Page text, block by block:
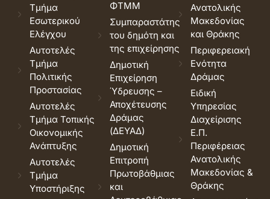
Τμήμα
Εσωτερικού
Ελέγχου
Αυτοτελές
Τμήμα
Πολιτικής
Προστασίας
Αυτοτελές
Τμήμα Τοπικής
Οικονομικής
Ανάπτυξης
Αυτοτελές
Τμήμα
Υποστήριξης
ΦΤΜΜ
Συμπαραστάτης
του δημότη και
της επιχείρησης
Δημοτική
Επιχείρηση
Ύδρευσης –
Αποχέτευσης
Δράμας
(ΔΕΥΑΔ)
Δημοτική
Επιτροπή
Πρωτοβάθμιας
και
Ανατολικής
Μακεδονίας
και Θράκης
Περιφερειακή
Ενότητα
Δράμας
Ειδική
Υπηρεσίας
Διαχείρισης
Ε.Π.
Περιφέρειας
Ανατολικής
Μακεδονίας &
Θράκης